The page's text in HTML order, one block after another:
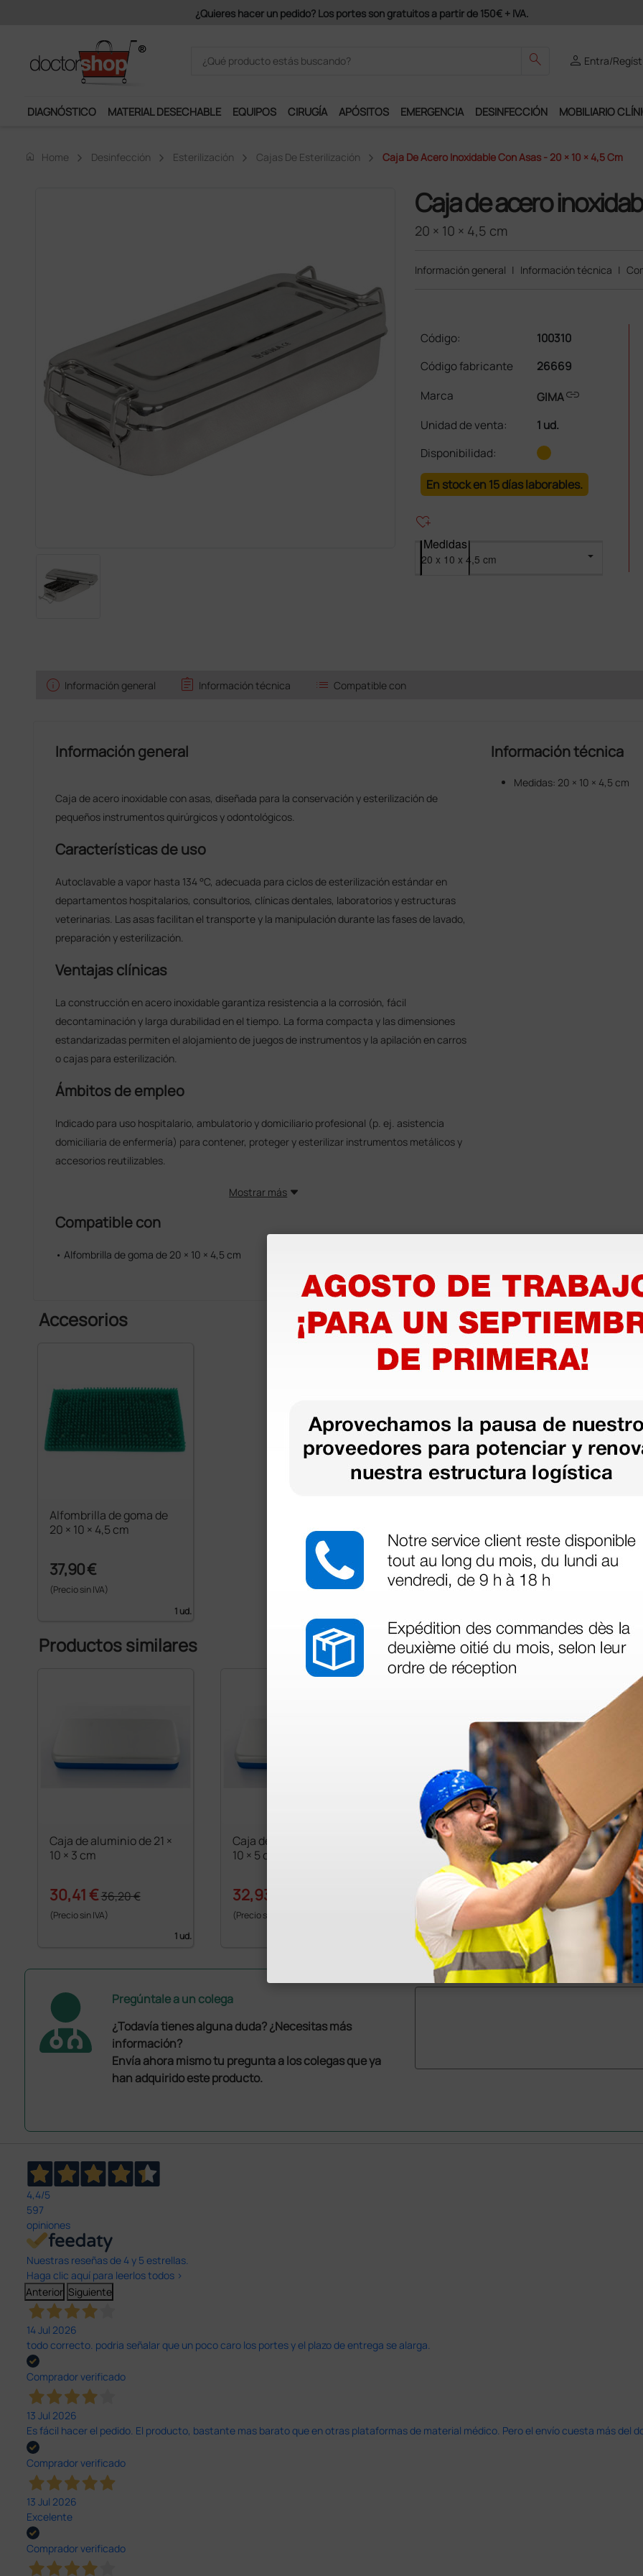
Únete al programa Ds Plus y podrás disfrutar de muchos servicios exclusivos.
search person Entra/
DIAGNÓSTICO MATERIAL DESECHABLE EQUIPOS CIRUGÍA APÓSITOS EMERGENCIA DESINFECCIÓN MOBILIARIO
home Home Desinfección Esterilización Cajas De Esterilización Caja De Acero Inoxidable Con Asas - 20 × 10 × 4,5 Cm
Caja de acero
20 × 10 × 4,5 cm
Información general | Información técnica |
Código:
100310
Código fabricante
26669
Marca
GIMAlink
Unidad de venta:
1 ud.
Disponibilidad:
En stock en 15 días laborables.
heart_plus
Medidas
info Información general assignment Información técnica list Compatible con
Información general
Caja de acero inoxidable con asas, diseñada para la conservación y esterilización de
pequeños instrumentos quirúrgicos y odontológicos.
Características de uso
Autoclavable a vapor hasta 134 °C, adecuada para ciclos de esterilización estándar en
departamentos hospitalarios, consultorios, clínicas dentales, laboratorios y estructuras
veterinarias. Las asas facilitan el transporte y la manipulación durante las fases de lavado,
preparación y esterilización.
Ventajas clínicas
La construcción en acero inoxidable garantiza resistencia a la corrosión, fácil
decontaminación y larga durabilidad en el tiempo. La forma compacta y las dimensiones
estandarizadas permiten el alojamiento de juegos de instrumentos y la apilación en carros
o cajas para esterilización.
Ámbitos de empleo
Indicado para uso hospitalario, ambulatorio y domiciliario profesional (p. ej. asistencia
domiciliaria de enfermería) para contener, proteger y esterilizar instrumentos metálicos y
accesorios reutilizables.
Mostrar más
Compatible con
• Alfombrilla de goma de 20 × 10 × 4,5 cm
Información técnica
Medidas: 20 × 10 × 4,5 cm
Accesorios
Alfombrilla de goma de
20 × 10 × 4,5 cm
37,90 €
(Precio sin IVA)
1 ud.
Productos similares
Caja de aluminio de 21 ×
10 × 3 cm
30,41 €36,20 €
(Precio sin IVA)
1 ud.
Caja de aluminio de 21 ×
10 × 5 cm
32,93 €
(Precio sin IVA)
Caja de acero - 20 × 10 ×
15,15 € 18,94 €
(Precio sin IVA)
1 ud.
Caja de
cm
27,60
(Precio
Pregúntale a un colega
¿Todavía tienes alguna duda? ¿Necesitas más
información?
Envía ahora mismo tu pregunta a los colegas que ya
han adquirido este producto.
4,4/5
597
opiniones
Nuestras reseñas de 4 y 5 estrellas.
Haga clic aquí para leerlos todos >
Anterior Siguiente
14 Jul 2026
todo correcto. podria señalar que un poco caro los portes y el plazo de entrega se alarga.
Comprador verificado
13 Jul 2026
Es fácil hacer el pedido. El producto, bastante mas barato que en otras plataformas de material médico. Pero el envío cuesta más del
Comprador verificado
13 Jul 2026
Excelente
Comprador verificado